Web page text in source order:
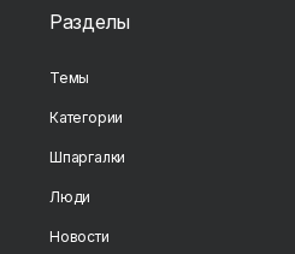
Разделы
Темы
Категории
Шпаргалки
Люди
Новости